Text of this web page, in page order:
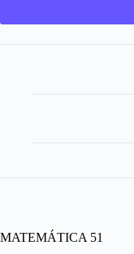
MATEMÁTICA 51